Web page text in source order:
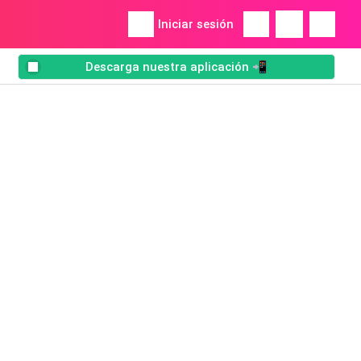
Iniciar sesión
Descarga nuestra aplicación 📲